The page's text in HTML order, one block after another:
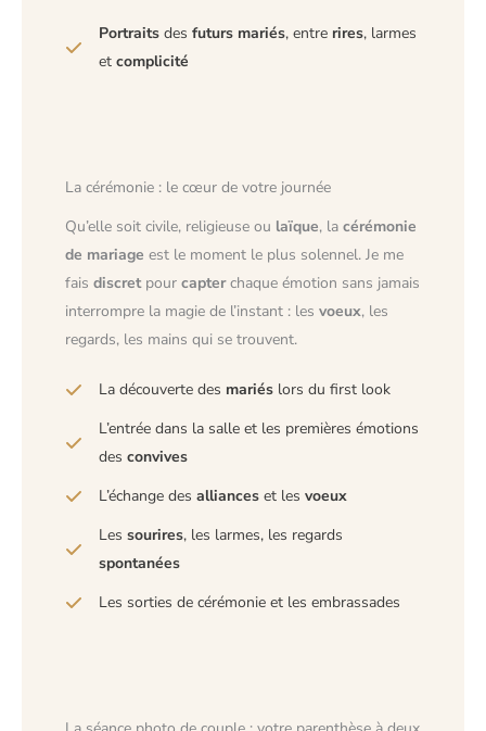
Portraits des futurs mariés, entre rires, larmes
et complicité
La cérémonie : le cœur de votre journée
Qu’elle soit civile, religieuse ou laïque, la cérémonie
de mariage est le moment le plus solennel. Je me
fais discretpour capterchaque émotion sans jamais
interrompre la magie de l’instant : les voeux, les
regards, les mains qui se trouvent.
La découverte des mariés lors du first look
L’entrée dans la salle et les premières émotions
des convives
L’échange des alliances et les voeux
Les sourires, les larmes, les regards
spontanées
Les sorties de cérémonie et les embrassades